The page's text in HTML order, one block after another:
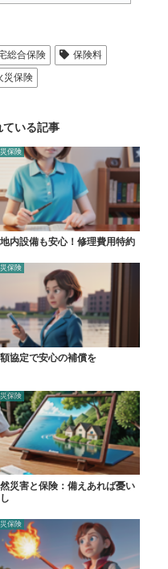
総合保険
保険料
災保険
ている記事
保険
内設備も安心！修理費用特約
保険
協定で安心の補償を
保険
災害と保険：備えあれば憂い
保険